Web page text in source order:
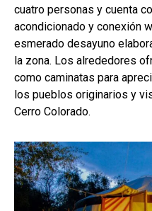
cuatro personas y cuenta
acondicionado y conexión
esmerado desayuno
la zona. Los alrededores
como caminatas para
los pueblos originarios y
Cerro Colorado.